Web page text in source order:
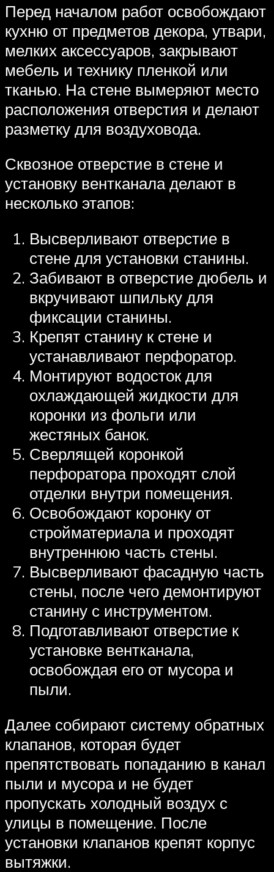
Перед началом работ освобождают
кухню от предметов декора, утвари,
мелких аксессуаров, закрывают
мебель и технику пленкой или
тканью. На стене вымеряют место
расположения отверстия и делают
разметку для воздуховода.
Сквозное отверстие в стене и
установку вентканала делают в
несколько этапов:
Высверливают отверстие в
стене для установки станины.
Забивают в отверстие дюбель и
вкручивают шпильку для
фиксации станины.
Крепят станину к стене и
устанавливают перфоратор.
Монтируют водосток для
охлаждающей жидкости для
коронки из фольги или
жестяных банок.
Сверлящей коронкой
перфоратора проходят слой
отделки внутри помещения.
Освобождают коронку от
стройматериала и проходят
внутреннюю часть стены.
Высверливают фасадную часть
стены, после чего демонтируют
станину с инструментом.
Подготавливают отверстие к
установке вентканала,
освобождая его от мусора и
пыли.
Далее собирают систему обратных
клапанов, которая будет
препятствовать попаданию в канал
пыли и мусора и не будет
пропускать холодный воздух с
улицы в помещение. После
установки клапанов крепят корпус
вытяжки.